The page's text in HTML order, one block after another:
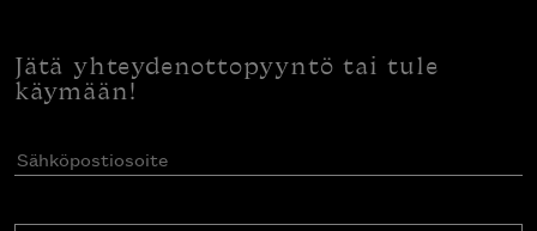
Jätä yhteydenottopyyntö tai tule
käymään!
Sähköpostiosoite(Pakollinen)